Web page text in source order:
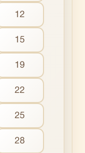
12
15
19
22
25
28